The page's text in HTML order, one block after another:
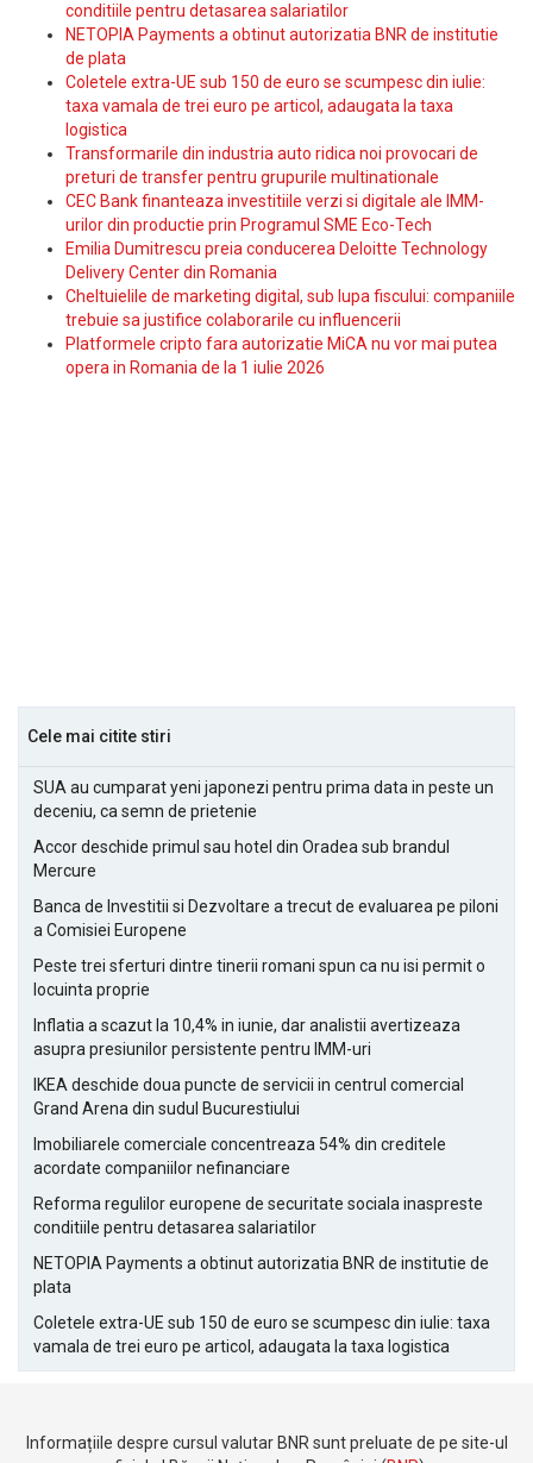
conditiile pentru detasarea salariatilor
NETOPIA Payments a obtinut autorizatia BNR de institutie
de plata
Coletele extra-UE sub 150 de euro se scumpesc din iulie:
taxa vamala de trei euro pe articol, adaugata la taxa
logistica
Transformarile din industria auto ridica noi provocari de
preturi de transfer pentru grupurile multinationale
CEC Bank finanteaza investitiile verzi si digitale ale IMM-
urilor din productie prin Programul SME Eco-Tech
Emilia Dumitrescu preia conducerea Deloitte Technology
Delivery Center din Romania
Cheltuielile de marketing digital, sub lupa fiscului: companiile
trebuie sa justifice colaborarile cu influencerii
Platformele cripto fara autorizatie MiCA nu vor mai putea
opera in Romania de la 1 iulie 2026
Cele mai citite stiri
SUA au cumparat yeni japonezi pentru prima data in peste un
deceniu, ca semn de prietenie
Accor deschide primul sau hotel din Oradea sub brandul
Mercure
Banca de Investitii si Dezvoltare a trecut de evaluarea pe piloni
a Comisiei Europene
Peste trei sferturi dintre tinerii romani spun ca nu isi permit o
locuinta proprie
Inflatia a scazut la 10,4% in iunie, dar analistii avertizeaza
asupra presiunilor persistente pentru IMM-uri
IKEA deschide doua puncte de servicii in centrul comercial
Grand Arena din sudul Bucurestiului
Imobiliarele comerciale concentreaza 54% din creditele
acordate companiilor nefinanciare
Reforma regulilor europene de securitate sociala inaspreste
conditiile pentru detasarea salariatilor
NETOPIA Payments a obtinut autorizatia BNR de institutie de
plata
Coletele extra-UE sub 150 de euro se scumpesc din iulie: taxa
vamala de trei euro pe articol, adaugata la taxa logistica
Informațiile despre cursul valutar BNR sunt preluate de pe site-ul